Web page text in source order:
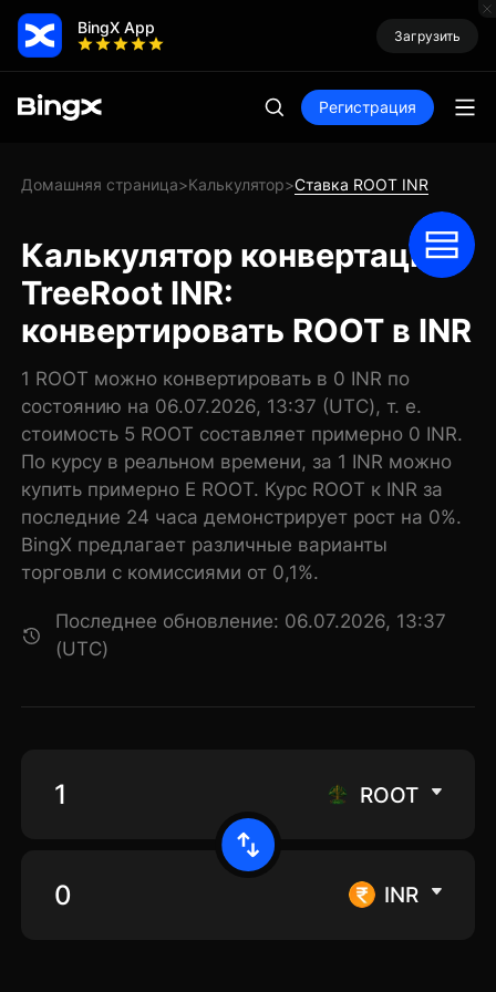
BingX App Загрузить
Регистрация
Домашняя страница>Калькулятор>Ставка ROOT INR
Калькулятор конвертации
TreeRoot INR:
конвертировать ROOT в INR
1 ROOT можно конвертировать в 0 INR по
состоянию на 06.07.2026, 13:37 (UTC), т. е.
стоимость 5 ROOT составляет примерно 0 INR.
По курсу в реальном времени, за 1 INR можно
купить примерно E ROOT. Курс ROOT к INR за
последние 24 часа демонстрирует рост на 0%.
BingX предлагает различные варианты
торговли с комиссиями от 0,1%.
Последнее обновление: 06.07.2026, 13:37
(UTC)
ROOT
INR